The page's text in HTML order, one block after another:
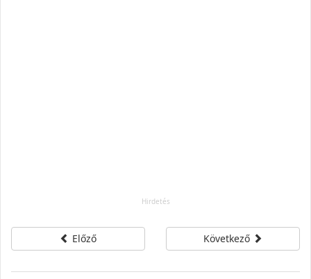
Előző Következő